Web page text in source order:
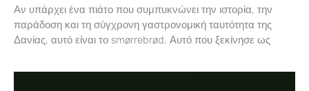
Αν υπάρχει ένα πιάτο που συμπυκνώνει την ιστορία, την
παράδοση και τη σύγχρονη γαστρονομική ταυτότητα της
Δανίας, αυτό είναι το smørrebrød. Αυτό που ξεκίνησε ως